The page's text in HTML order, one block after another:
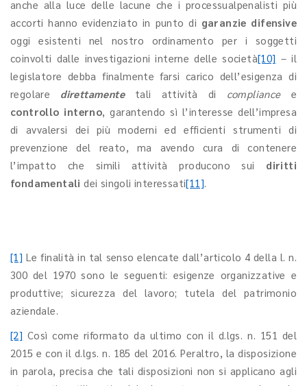
anche alla luce delle lacune che i processualpenalisti più
accorti hanno evidenziato in punto di garanzie difensive
oggi esistenti nel nostro ordinamento per i soggetti
coinvolti dalle investigazioni interne delle società[10] – il
legislatore debba finalmente farsi carico dell’esigenza di
regolare direttamente tali attività di compliancee
controllo interno, garantendo sì l’interesse dell’impresa
di avvalersi dei più moderni ed efficienti strumenti di
prevenzione del reato, ma avendo cura di contenere
l’impatto che simili attività producono sui diritti
fondamentali dei singoli interessati[11].
[1] Le finalità in tal senso elencate dall’articolo 4 della l. n.
300 del 1970 sono le seguenti: esigenze organizzative e
produttive; sicurezza del lavoro; tutela del patrimonio
aziendale.
[2] Così come riformato da ultimo con il d.lgs. n. 151 del
2015 e con il d.lgs. n. 185 del 2016. Peraltro, la disposizione
in parola, precisa che tali disposizioni non si applicano agli